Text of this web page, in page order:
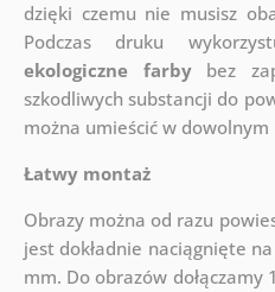
dzięki czemu nie musisz
Podczas druku
ekologiczne farbybez
szkodliwych substancji do
można umieścić w dowolnym
Łatwy montaż
Obrazy można od razu
jest dokładnie naciągnięte
mm. Do obrazów dołączamy